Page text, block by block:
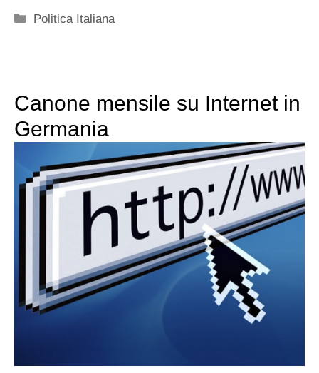
Categorie
Politica Italiana
Canone mensile su Internet in
Germania